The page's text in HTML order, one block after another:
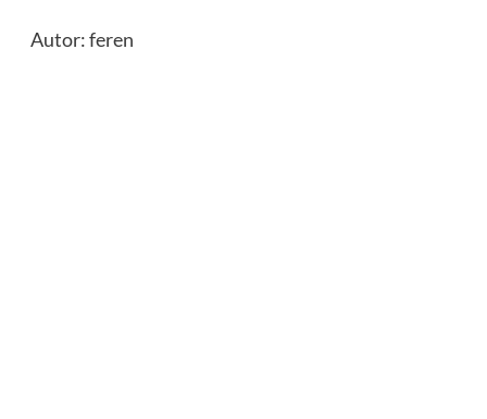
Autor: feren